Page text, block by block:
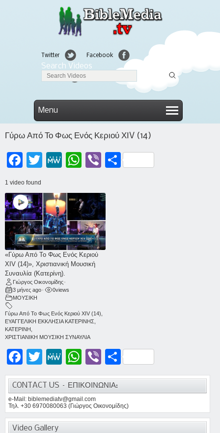
Twitter Facebook
Linkedin
Search Videos
Menu
Γύρω Από Το Φως Ενός Κεριού ΧΙV (14)
Facebook Twitter MeWe WhatsAppViber Μοιραστείτε
1 video found
«Γύρω Από Το Φως Ενός Κεριού
ΧΙV (14)», Χριστιανική Μουσική
Συναυλία (Κατερίνη).
Γιώργος Οικονομίδης•
3 μήνες ago• 0views
ΜΟΥΣΙΚΗ
Γύρω Από Το Φως Ενός Κεριού ΧΙV (14)
ΕΥΑΓΓΕΛΙΚΗ ΕΚΚΛΗΣΙΑ ΚΑΤΕΡΙΝΗΣ
ΚΑΤΕΡΙΝΗ
ΧΡΙΣΤΙΑΝΙΚΗ ΜΟΥΣΙΚΗ ΣΥΝΑΥΛΙΑ
Facebook Twitter MeWe WhatsAppViber Μοιραστείτε
CONTACT US – ΕΠΙΚΟΙΝΩΝΙΑ:
e-Mail: biblemediatv@gmail.com
Τηλ. +30 6970080063 (Γιώργος Οικονομίδης)
Video Gallery